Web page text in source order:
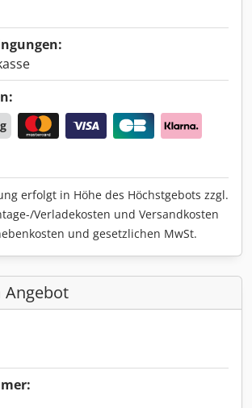
erfolgt in Höhe des Höchstgebots zzgl.
Verladekosten und Versandkosten
und gesetzlichen MwSt.
Angebot